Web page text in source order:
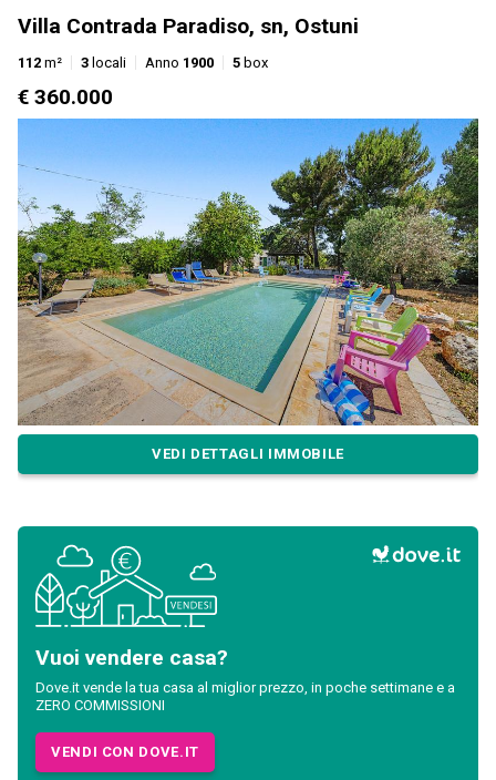
Villa Contrada Paradiso, sn, Ostuni
112 m² 3 locali Anno 1900 5 box
€ 360.000
VEDI DETTAGLI IMMOBILE
Vuoi vendere casa?
Dove.it vende la tua casa al miglior prezzo, in poche settimane e a
ZERO COMMISSIONI
VENDI CON DOVE.IT